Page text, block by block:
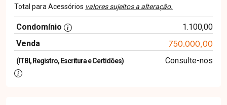
Total para Acessórios valores sujeitos a alteração.
Condomínio
1.100,00
Venda
750.000,00
(ITBI, Registro, Escritura e Certidões) Consulte-nos